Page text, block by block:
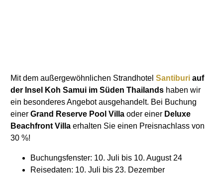
Mit dem außergewöhnlichen Strandhotel Santiburi auf
der Insel Koh Samui im Süden Thailands haben wir
ein besonderes Angebot ausgehandelt. Bei Buchung
einer Grand Reserve Pool Villa oder einer Deluxe
Beachfront Villa erhalten Sie einen Preisnachlass von
30 %!
Buchungsfenster: 10. Juli bis 10. August 24
Reisedaten: 10. Juli bis 23. Dezember